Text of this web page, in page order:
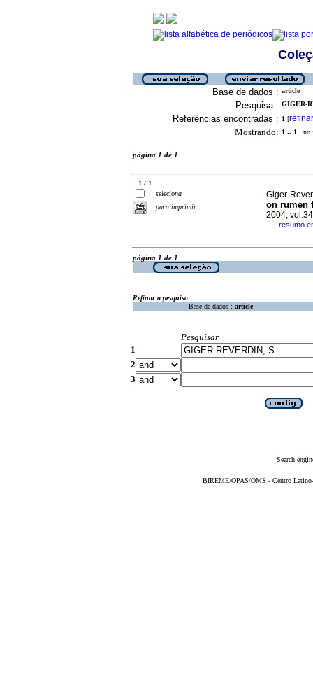
Base de dados : article
Pesquisa : GIGER-
Referências encontradas : 1 [refinar
Mostrando: 1 .. 1 no
página 1 de 1
1 / 1
seleciona
para imprimir
Giger-
on rumen
2004,
· resumo
página 1 de 1
Refinar a pesquisa
Base de dados : article
Pesquisar
1
2
3
Search
BIREME/OPAS/OMS - Centro Latino-